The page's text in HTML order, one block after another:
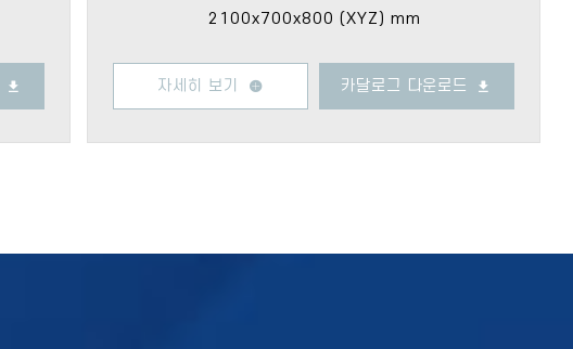
2100x700x800 (XYZ) mm
자세히 보기 카달로그 다운로드